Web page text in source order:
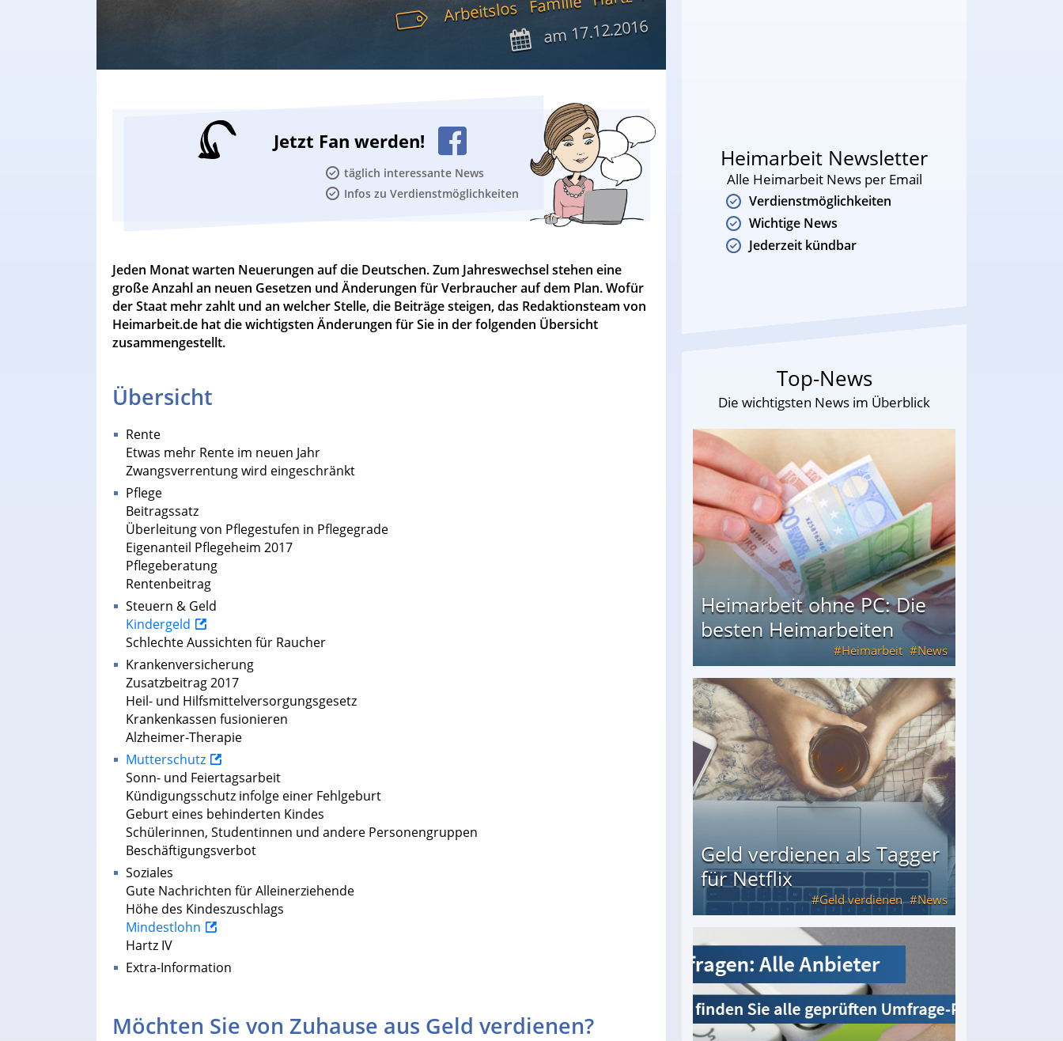
Arbeitslos
am17.12.2016
Jetzt Fan werden!
täglich interessante News
Infos zu Verdienstmöglichkeiten
Jeden Monat warten Neuerungen auf die Deutschen. Zum Jahreswechsel stehen eine
große Anzahl an neuen Gesetzen und Änderungen für Verbraucher auf dem Plan. Wofür
der Staat mehr zahlt und an welcher Stelle, die Beiträge steigen, das Redaktionsteam von
Heimarbeit.de hat die wichtigsten Änderungen für Sie in der folgenden Übersicht
zusammengestellt.
Übersicht
Rente
Etwas mehr Rente im neuen Jahr
Zwangsverrentung wird eingeschränkt
Pflege
Beitragssatz
Überleitung von Pflegestufen in Pflegegrade
Eigenanteil Pflegeheim 2017
Pflegeberatung
Rentenbeitrag
Steuern & Geld
Kindergeld
Schlechte Aussichten für Raucher
Krankenversicherung
Zusatzbeitrag 2017
Heil- und Hilfsmittelversorgungsgesetz
Krankenkassen fusionieren
Alzheimer-Therapie
Mutterschutz
Sonn- und Feiertagsarbeit
Kündigungsschutz infolge einer Fehlgeburt
Geburt eines behinderten Kindes
Schülerinnen, Studentinnen und andere Personengruppen
Beschäftigungsverbot
Soziales
Gute Nachrichten für Alleinerziehende
Höhe des Kindeszuschlags
Mindestlohn
Hartz IV
Extra-Information
Möchten Sie von Zuhause aus Geld verdienen?
Heimarbeit Newsletter
Alle Heimarbeit News per Email
Verdienstmöglichkeiten
Wichtige News
Jederzeit kündbar
Top-News
Die wichtigsten News im Überblick
Heimarbeit ohne PC: Die
besten Heimarbeiten
Heimarbeit News
Heimarbeit ohne PC: Die besten Heimarbeiten
Geld verdienen als Tagger
für Netflix
Geld verdienen News